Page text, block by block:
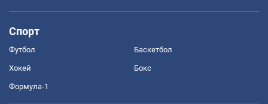
Спорт
Футбол Баскетбол
Хокей Бокс
Формула-1